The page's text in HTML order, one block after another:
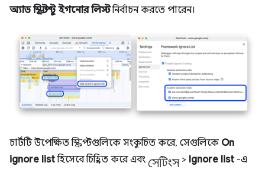
অ্যাড স্ক্রিপ্ট টু ইগনোর লিস্টনির্বাচন করতে পারেন।
চার্টটি উপেক্ষিত স্ক্রিপ্টগুলিকে সংকুচিত করে, সেগুলিকে On
ignore listহিসেবে চিহ্নিত করে এবং সেটিংস> Ignore list -এ